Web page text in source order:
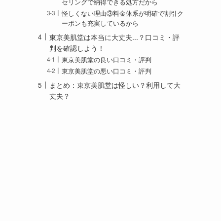
セリングで納得できる処方だから
怪しくない理由③料金体系が明確で割引ク
ーポンも充実しているから
東京美肌堂は本当に大丈夫...？口コミ・評
判を確認しよう！
東京美肌堂の良い口コミ・評判
東京美肌堂の悪い口コミ・評判
まとめ：東京美肌堂は怪しい？利用して大
丈夫？